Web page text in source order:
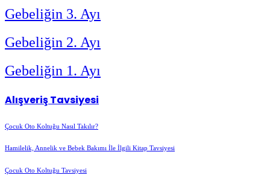
Gebeliğin 3. Ayı
Gebeliğin 2. Ayı
Gebeliğin 1. Ayı
Alışveriş Tavsiyesi
Çocuk Oto Koltuğu Nasıl Takılır?
Hamilelik, Annelik ve Bebek Bakımı İle İlgili Kitap Tavsiyesi
Çocuk Oto Koltuğu Tavsiyesi